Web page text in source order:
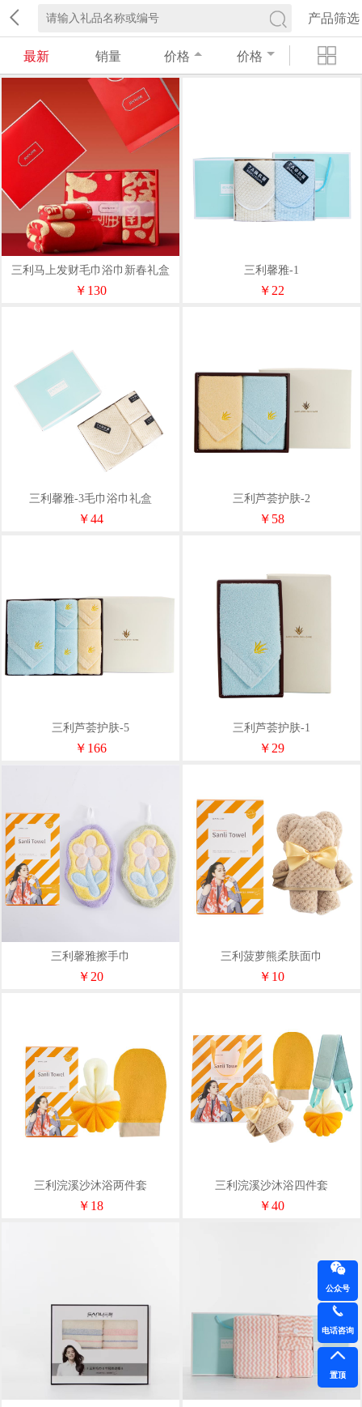
产品筛选
最新 销量 价格 价格
三利马上发财毛巾浴巾新春礼盒
￥130
三利馨雅-1
￥22
三利馨雅-3毛巾浴巾礼盒
￥44
三利芦荟护肤-2
￥58
三利芦荟护肤-5
￥166
三利芦荟护肤-1
￥29
三利馨雅擦手巾
￥20
三利菠萝熊柔肤面巾
￥10
三利浣溪沙沐浴两件套
￥18
三利浣溪沙沐浴四件套
￥40
公众号
电话咨询
置顶